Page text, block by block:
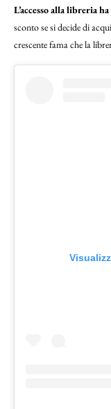
L’accesso alla libreria
sconto se si decide di
crescente fama che la